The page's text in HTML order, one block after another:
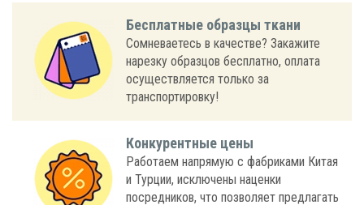
Бесплатные образцы ткани
Сомневаетесь в качестве? Закажите
нарезку образцов бесплатно, оплата
осуществляется только за
транспортировку!
Конкурентные цены
Работаем напрямую с фабриками Китая
и Турции, исключены наценки
посредников, что позволяет предлагать